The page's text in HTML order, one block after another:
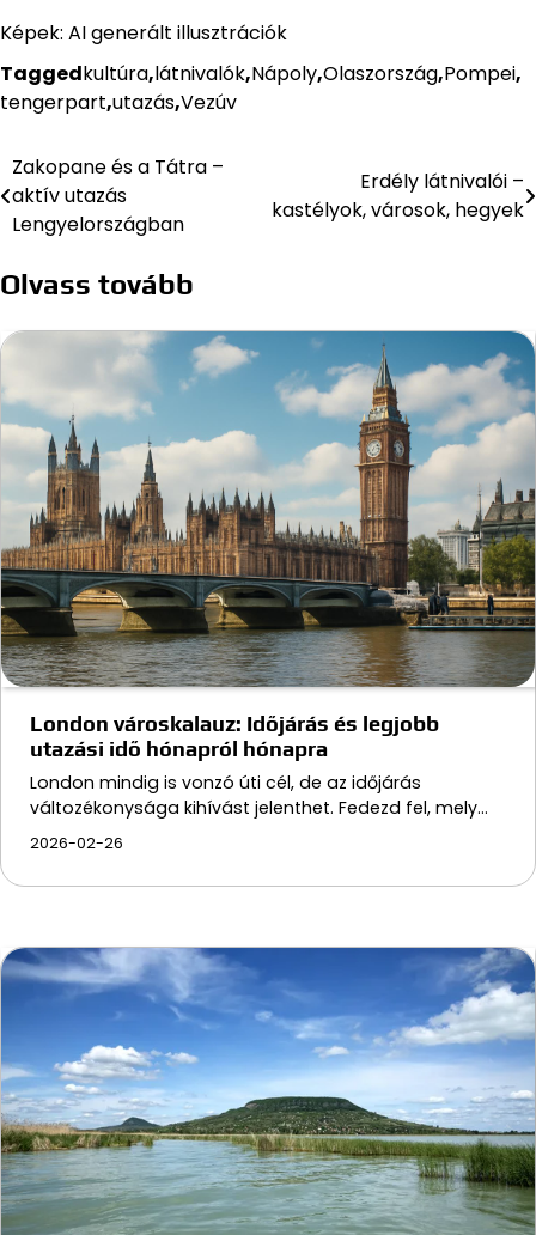
Képek: AI generált illusztrációk
Taggedkultúra,látnivalók,Nápoly,Olaszország,Pompei,
tengerpart,utazás,Vezúv
Bejegyzés
navigáció
Zakopane és a Tátra –
aktív utazás
Lengyelországban
Erdély látnivalói –
kastélyok, városok, hegyek
Olvass tovább
London városkalauz: Időjárás és legjobb
utazási idő hónapról hónapra
London mindig is vonzó úti cél, de az időjárás
változékonysága kihívást jelenthet. Fedezd fel, mely…
2026-02-26